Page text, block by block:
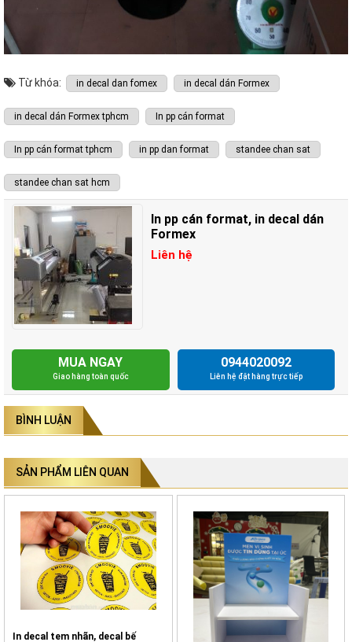
Từ khóa: in decal dan fomex in decal dán Formex
in decal dán Formex tphcm In pp cán format
In pp cán format tphcm in pp dan format standee chan sat
standee chan sat hcm
In pp cán format, in decal dán
Formex
Liên hệ
MUA NGAY
Giao hàng toàn quốc
0944020092
Liên hệ đặt hàng trực tiếp
BÌNH LUẬN
SẢN PHẨM LIÊN QUAN
In decal tem nhãn, decal bế